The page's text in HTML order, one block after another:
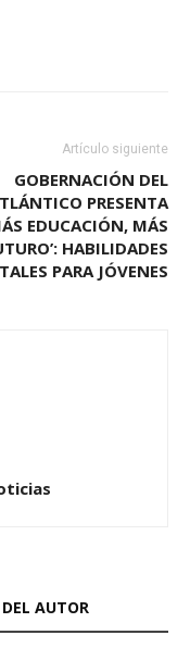
Artículo siguiente
GOBERNACIÓN DEL
PRESENTA
EDUCACIÓN, MÁS
HABILIDADES
PARA JÓVENES
AUTOR